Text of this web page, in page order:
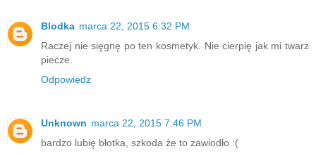
Blodka marca 22, 2015 6:32 PM
Raczej nie sięgnę po ten kosmetyk. Nie cierpię jak mi twarz
piecze.
Odpowiedz
Unknown marca 22, 2015 7:46 PM
bardzo lubię błotka, szkoda że to zawiodło :(